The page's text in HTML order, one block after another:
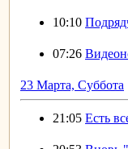
10:10
07:26
23 Марта, Суббота
21:05 Есть